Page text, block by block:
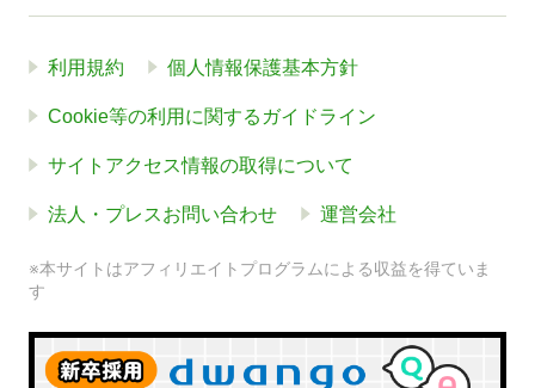
利用規約 個人情報保護基本方針
Cookie等の利用に関するガイドライン
サイトアクセス情報の取得について
法人・プレスお問い合わせ 運営会社
※本サイトはアフィリエイトプログラムによる収益を得ていま
す